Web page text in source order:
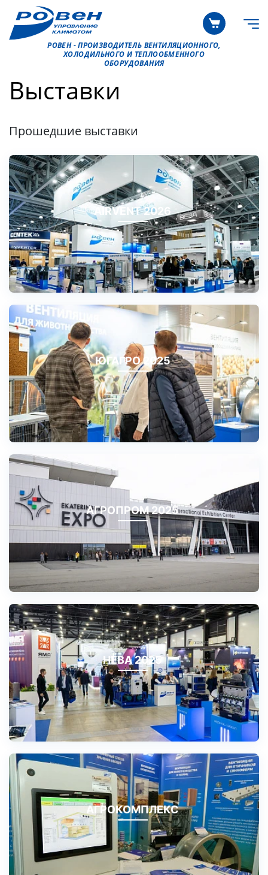
РОВЕН - ПРОИЗВОДИТЕЛЬ ВЕНТИЛЯЦИОННОГО,
ХОЛОДИЛЬНОГО И ТЕПЛООБМЕННОГО
ОБОРУДОВАНИЯ
Выставки
Прошедшие выставки
AIRVENT 2026
ЮГАГРО 2025
АГРОПРОМ 2025
НЕВА 2025
АГРОКОМПЛЕКС